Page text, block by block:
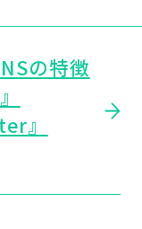
の特徴
』